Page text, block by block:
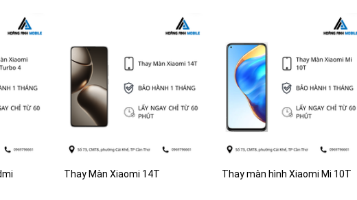
Thay Màn Xiaomi 14T Thay màn hình Xiaomi Mi 10T